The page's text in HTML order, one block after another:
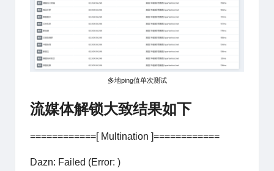
多地ping值单次测试
流媒体解锁大致结果如下
============[ Multination ]============
Dazn: Failed (Error: )